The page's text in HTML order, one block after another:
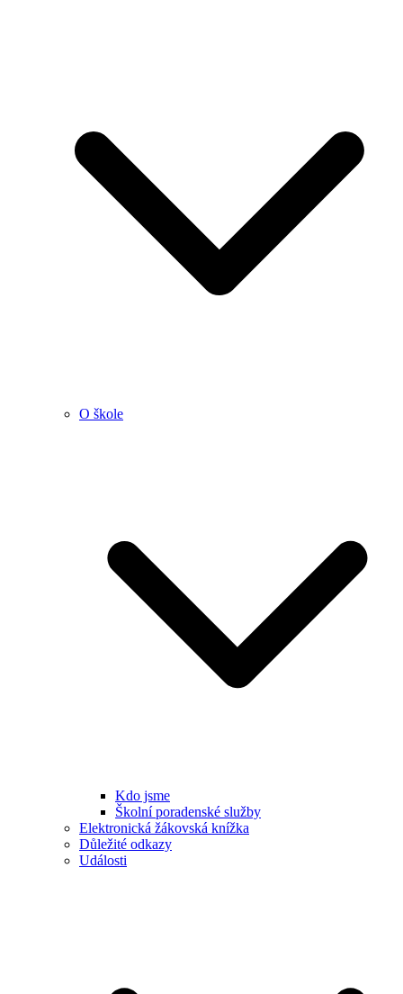
O škole
Kdo jsme
Školní poradenské služby
Elektronická žákovská knížka
Důležité odkazy
Události